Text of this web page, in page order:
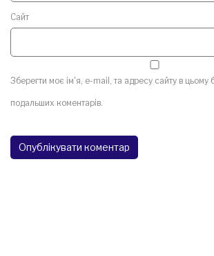
Сайт
Зберегти моє ім'я, e-mail, та адресу сайту в цьому
подальших коментарів.